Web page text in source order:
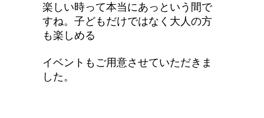
楽しい時って本当にあっという間で
すね。子どもだけではなく大人の方
も楽しめる
イベントもご用意させていただきま
した。